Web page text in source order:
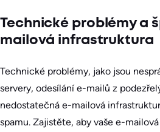
Technické problémy a
mailová infrastruktura
Technické problémy, jako jsou
servery, odesílání e-mailů z
nedostatečná e-mailová
spamu. Zajistěte, aby vaše e-